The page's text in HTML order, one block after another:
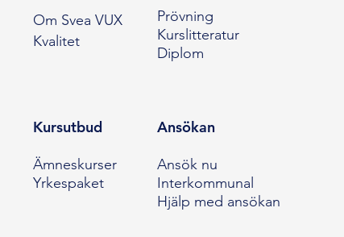
Om Svea VUX
Kvalitet
Prövning
Kurslitteratur
Diplom
Kursutbud
Ämneskurser
Yrkespaket
Ansökan
Ansök nu
Interkommunal
Hjälp med ansökan